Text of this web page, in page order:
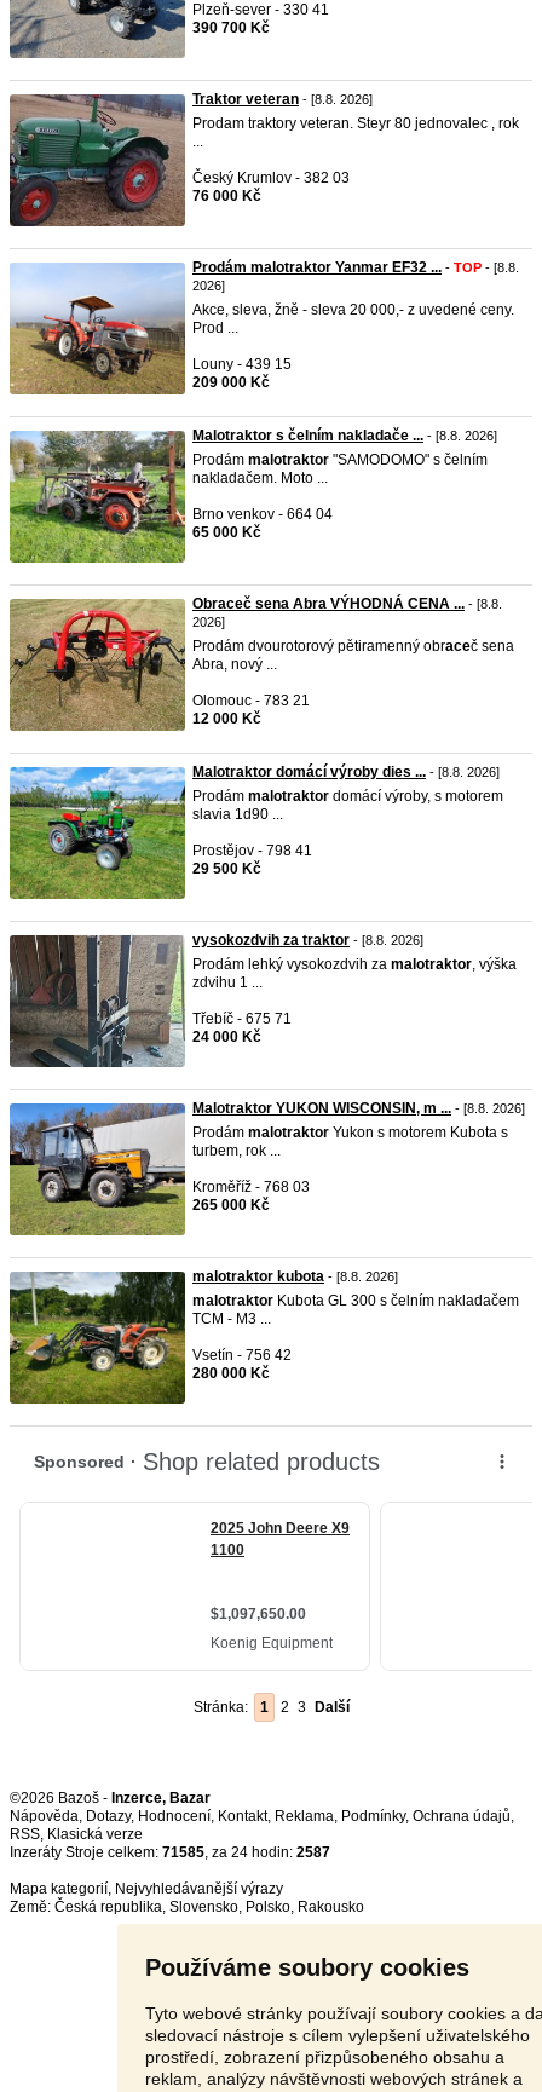
Používáme soubory cookies
Tyto webové stránky používají soubory cookies a
sledovací nástroje s cílem vylepšení uživatelského
prostředí, zobrazení přizpůsobeného obsahu a
reklam, analýzy návštěvnosti webových stránek a
Plzeň-sever - 330 41
390 700 Kč
Traktor veteran - [8.8. 2026]
Prodam traktory veteran. Steyr 80 jednovalec , rok
...
Český Krumlov - 382 03
76 000 Kč
Prodám malotraktor Yanmar EF32 ... - TOP - [8.8.
2026]
Akce, sleva, žně - sleva 20 000,- z uvedené ceny.
Prod ...
Louny - 439 15
209 000 Kč
Malotraktor s čelním nakladače ... - [8.8. 2026]
Prodám malotraktor "SAMODOMO" s čelním
nakladačem. Moto ...
Brno venkov - 664 04
65 000 Kč
Obraceč sena Abra VÝHODNÁ CENA ... - [8.8.
2026]
Prodám dvourotorový pětiramenný obraceč sena
Abra, nový ...
Olomouc - 783 21
12 000 Kč
Malotraktor domácí výroby dies ... - [8.8. 2026]
Prodám malotraktor domácí výroby, s motorem
slavia 1d90 ...
Prostějov - 798 41
29 500 Kč
vysokozdvih za traktor - [8.8. 2026]
Prodám lehký vysokozdvih za malotraktor, výška
zdvihu 1 ...
Třebíč - 675 71
24 000 Kč
Malotraktor YUKON WISCONSIN, m ... - [8.8. 2026]
Prodám malotraktor Yukon s motorem Kubota s
turbem, rok ...
Kroměříž - 768 03
265 000 Kč
malotraktor kubota - [8.8. 2026]
malotraktor Kubota GL 300 s čelním nakladačem
TCM - M3 ...
Vsetín - 756 42
280 000 Kč
Stránka: 1 2 3 Další
©2026 Bazoš - Inzerce, Bazar
Nápověda, Dotazy, Hodnocení, Kontakt, Reklama, Podmínky, Ochrana údajů,
RSS,
Inzeráty Stroje celkem: 71585, za 24 hodin: 2587
Mapa kategorií, Nejvyhledávanější výrazy
Země: Česká republika, Slovensko, Polsko, Rakousko